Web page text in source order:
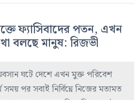
ফ্যাসিবাদের পতন, এখন
বলছে মানুষ: রিজভী
ঘটে দেশে এখন মুক্ত পরিবেশ
সময় পর সবাই নির্বিঘ্নে নিজের মতামত